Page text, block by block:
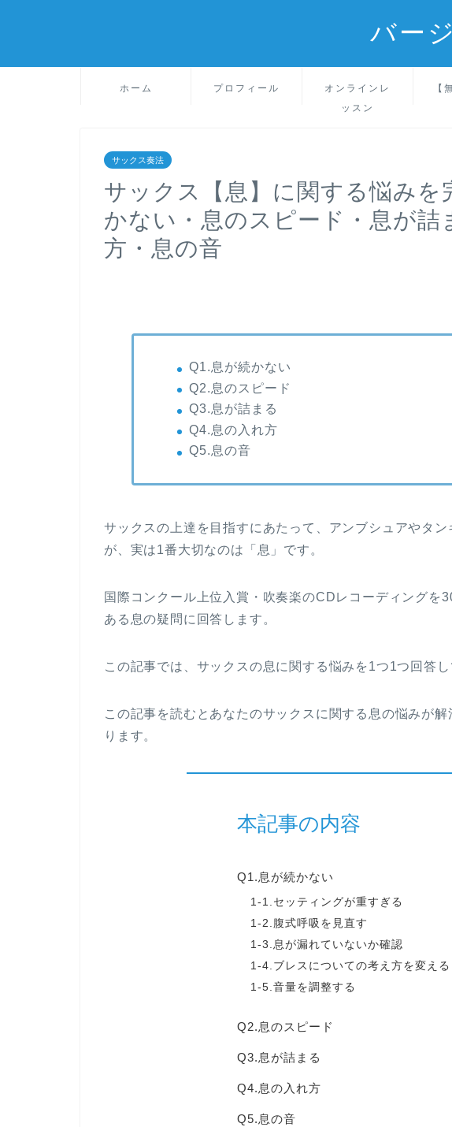
バー
ホーム プロフィール
オンラインレ
ッスン
【
サックス奏法
サックス【息】に関する悩みを
かない・息のスピード・息が詰
方・息の音
Q1.息が続かない
Q2.息のスピード
Q3.息が詰まる
Q4.息の入れ方
Q5.息の音
サックスの上達を目指すにあたって、アンブシュアやタ
が、実は1番大切なのは「息」です。
国際コンクール上位入賞・吹奏楽のCDレコーディングを
ある息の疑問に回答します。
この記事では、サックスの息に関する悩みを1つ1つ回答し
この記事を読むとあなたのサックスに関する息の悩みが
ります。
本記事の内容
Q1.息が続かない
1-1.セッティングが重すぎる
1-2.腹式呼吸を見直す
1-3.息が漏れていないか確認
1-4.ブレスについての考え方を変える
1-5.音量を調整する
Q2.息のスピード
Q3.息が詰まる
Q4.息の入れ方
Q5.息の音